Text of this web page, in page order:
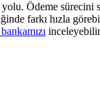
Ödeme
farkı hızla